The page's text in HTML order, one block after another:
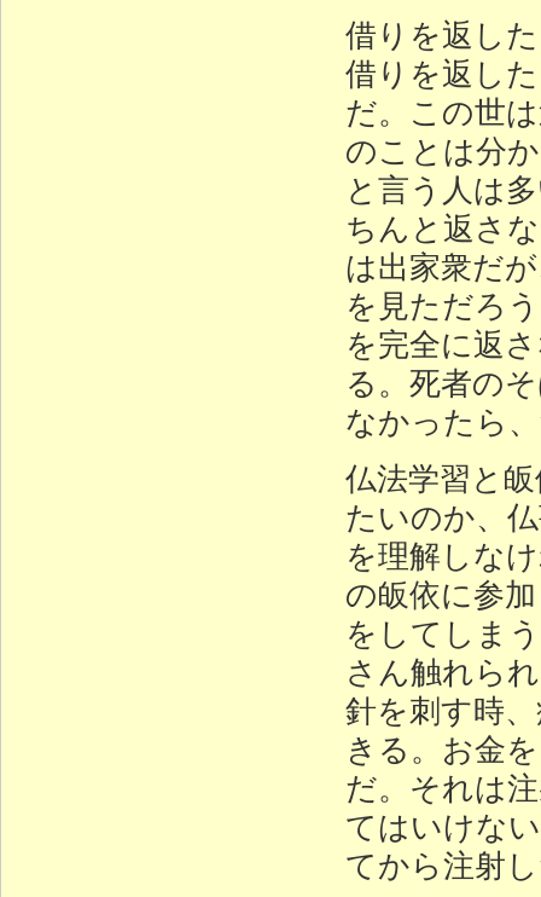
借りを返し
借りを返し
だ。この世
のことは分
と言う人は
ちんと返さ
は出家衆だ
を見ただろ
を完全に返
る。死者の
なかったら
仏法学習と
たいのか、
を理解しな
の皈依に参
をしてしま
さん触れら
針を刺す時
きる。お金
だ。それは
てはいけな
てから注射